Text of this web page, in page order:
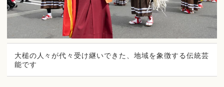
大槌の人々が代々受け継いできた、地域を象徴する伝統芸
能です